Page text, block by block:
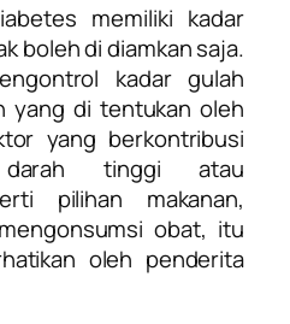
memiliki kadar
boleh di diamkan saja.
kadar gulah
yang di tentukan oleh
yang berkontribusi
tinggi atau
pilihan makanan,
obat, itu
oleh penderita